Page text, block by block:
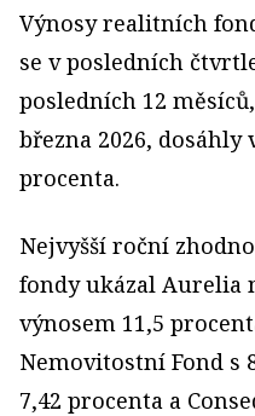
Výnosy realitních
se v posledních
posledních 12
března 2026,
procenta.
Nejvyšší roční
fondy ukázal Aurelia
výnosem 11,5
Nemovitostní Fond s
7,42 procenta a